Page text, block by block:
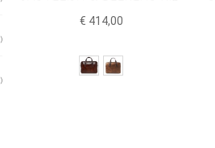
€ 414,00
Product
Producten